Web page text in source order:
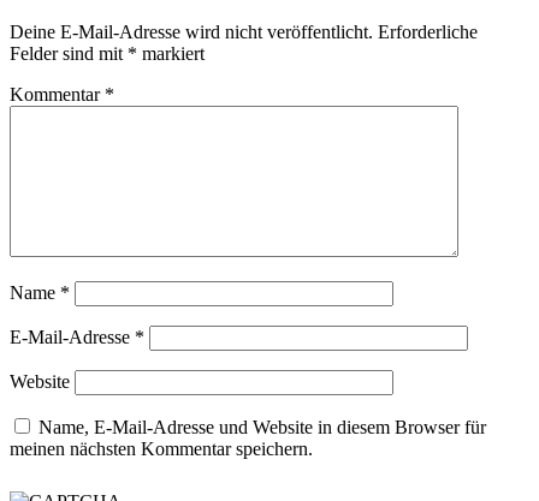
Deine E-Mail-Adresse wird nicht veröffentlicht. Erforderliche
Felder sind mit * markiert
Kommentar *
Name *
E-Mail-Adresse *
Website
Name, E-Mail-Adresse und Website in diesem Browser für
meinen nächsten Kommentar speichern.